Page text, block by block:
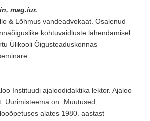
mag.iur.
& Lõhmus vandeadvokaat. Osalenud
kohtuvaidluste lahendamisel.
Ülikooli Õigusteaduskonnas
Instituudi ajaloodidaktika lektor. Ajaloo
Uurimisteema on „Muutused
alates 1980. aastast –